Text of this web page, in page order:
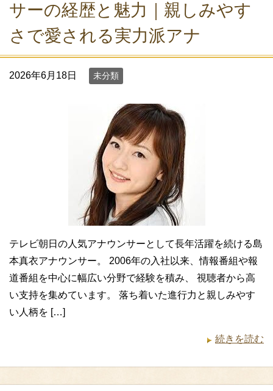
サーの経歴と魅力｜親しみやす
さで愛される実力派アナ
2026年6月18日 未分類
テレビ朝日の人気アナウンサーとして長年活躍を続ける島
本真衣アナウンサー。 2006年の入社以来、情報番組や報
道番組を中心に幅広い分野で経験を積み、 視聴者から高
い支持を集めています。 落ち着いた進行力と親しみやす
い人柄を […]
続きを読む